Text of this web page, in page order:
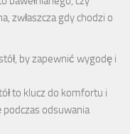
zwłaszcza gdy chodzi o
by zapewnić wygodę i
to klucz do komfortu i
odsuwania